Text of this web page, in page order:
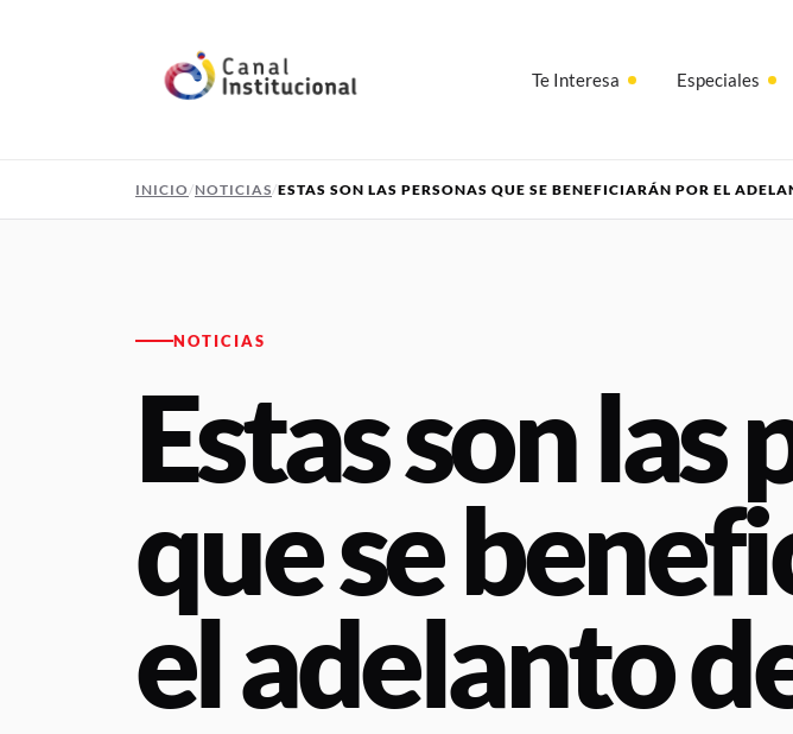
Te Interesa Especiales
INICIO NOTICIAS ESTAS SON LAS PERSONAS QUE SE BENEFICIARÁN POR EL
NOTICIAS
Estas son las
que se
el adelanto